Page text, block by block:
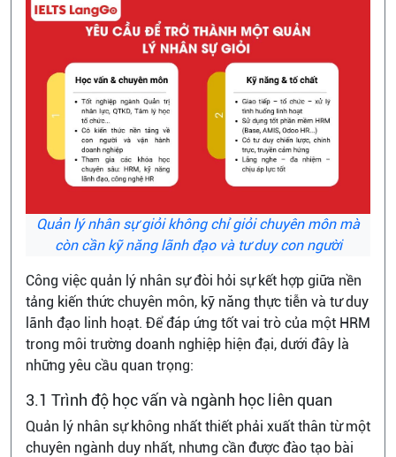
Quản lý nhân sự giỏi không chỉ giỏi chuyên môn mà
còn cần kỹ năng lãnh đạo và tư duy con người
Công việc quản lý nhân sự đòi hỏi sự kết hợp giữa nền
tảng kiến thức chuyên môn, kỹ năng thực tiễn và tư duy
lãnh đạo linh hoạt. Để đáp ứng tốt vai trò của một HRM
trong môi trường doanh nghiệp hiện đại, dưới đây là
những yêu cầu quan trọng:
3.1 Trình độ học vấn và ngành học liên quan
Quản lý nhân sự không nhất thiết phải xuất thân từ một
chuyên ngành duy nhất, nhưng cần được đào tạo bài